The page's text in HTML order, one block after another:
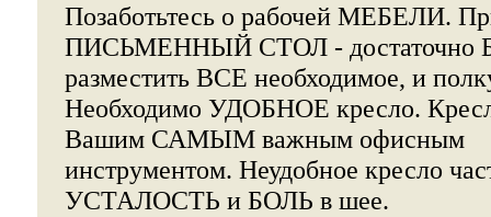
Позаботьтесь о рабочей МЕБЕЛИ.
ПИСЬМЕННЫЙ СТОЛ - достаточно
разместить ВСЕ необходимое, и
Необходимо УДОБНОЕ кресло.
Вашим САМЫМ важным офисным
инструментом. Неудобное кресло
УСТАЛОСТЬ и БОЛЬ в шее.